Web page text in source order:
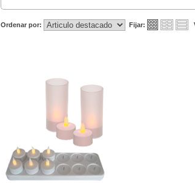
Ordenar por: Fijar: